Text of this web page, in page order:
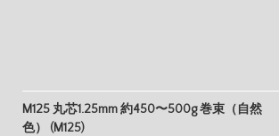
M125 丸芯1.25mm 約450〜500g 巻束（自然
色） (M125)